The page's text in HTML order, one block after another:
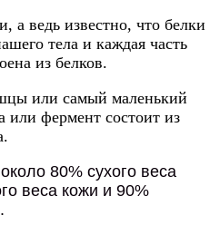
а ведь известно, что белки
тела и каждая часть
из белков.
или самый маленький
фермент состоит из
80% сухого веса
веса кожи и 90%